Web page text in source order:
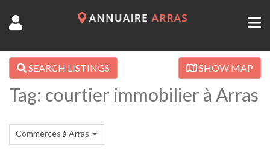
SEARCH LISTINGS SHOW MAP
Tag: courtier immobilier à Arras
Commerces à Arras